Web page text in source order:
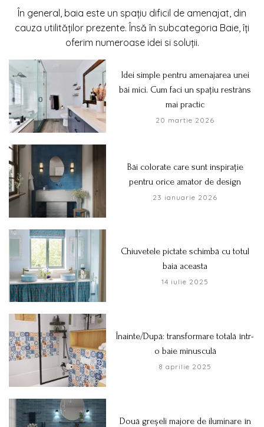
În general, baia este un spațiu dificil de amenajat, din
cauza utilităților prezente. Însă în subcategoria Baie, îți
oferim numeroase idei si soluții.
Idei simple pentru amenajarea unei
băi mici. Cum faci un spațiu restrâns
mai practic
20 martie 2026
Băi colorate care sunt inspirație
pentru orice amator de design
23 ianuarie 2026
Chiuvetele pictate schimbă cu totul
baia aceasta
14 iulie 2025
Înainte/După: transformare totală într-
o baie minusculă
8 aprilie 2025
Două greșeli majore de iluminare în